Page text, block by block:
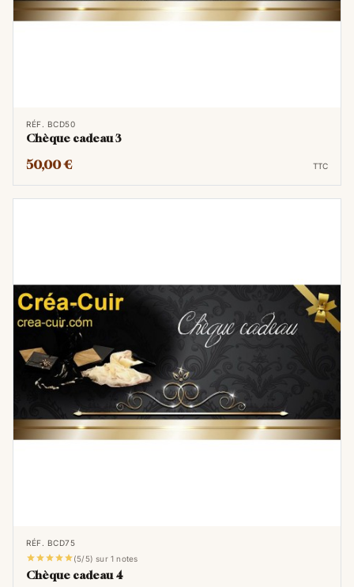
Utilisation simple : Le bénéficiaire saisit le
RÉF. BCD50
Chèque cadeau 3
50,00 € TTC
RÉF. BCD75
(5/5) sur 1 notes
Chèque cadeau 4